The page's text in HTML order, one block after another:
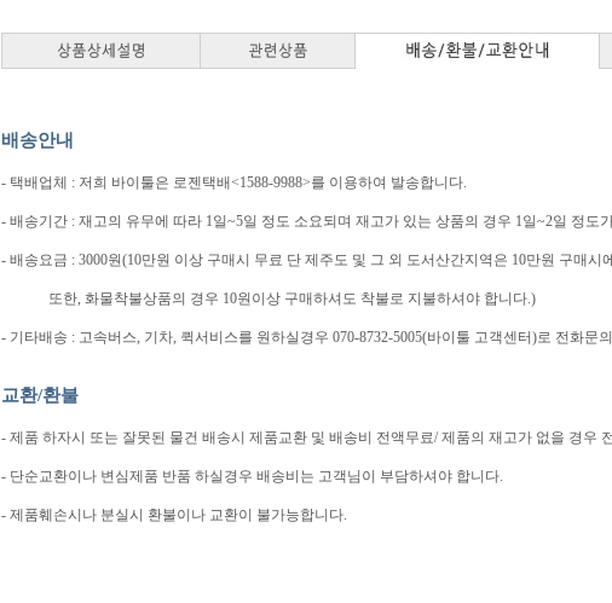
배송안내
- 택배업체 : 저희 바이툴은 로젠택배<1588-9988>를 이용하여 발송합니다.
- 배송기간 : 재고의 유무에 따라 1일~5일 정도 소요되며 재고가 있는 상품의 경우 1일~2일 정도
- 배송요금 : 3000원(10만원 이상 구매시 무료 단 제주도 및 그 외 도서산간지역은 10만원 구매
또한, 화물착불상품의 경우 10원이상 구매하셔도 착불로 지불하셔야 합니다.)
- 기타배송 : 고속버스, 기차, 퀵서비스를 원하실경우 070-8732-5005(바이툴 고객센터)로 전화문
교환/환불
- 제품 하자시 또는 잘못된 물건 배송시 제품교환 및 배송비 전액무료/ 제품의 재고가 없을 경우
- 단순교환이나 변심제품 반품 하실경우 배송비는 고객님이 부담하셔야 합니다.
- 제품훼손시나 분실시 환불이나 교환이 불가능합니다.